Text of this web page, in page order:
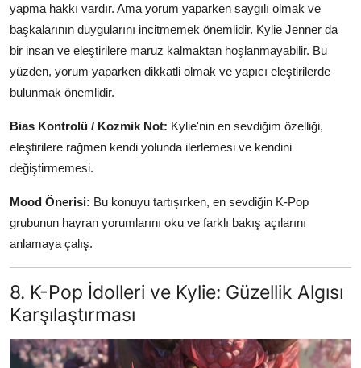
yapma hakkı vardır. Ama yorum yaparken saygılı olmak ve
başkalarının duygularını incitmemek önemlidir. Kylie Jenner da
bir insan ve eleştirilere maruz kalmaktan hoşlanmayabilir. Bu
yüzden, yorum yaparken dikkatli olmak ve yapıcı eleştirilerde
bulunmak önemlidir.
Bias Kontrolü / Kozmik Not: Kylie'nin en sevdiğim özelliği,
eleştirilere rağmen kendi yolunda ilerlemesi ve kendini
değiştirmemesi.
Mood Önerisi: Bu konuyu tartışırken, en sevdiğin K-Pop
grubunun hayran yorumlarını oku ve farklı bakış açılarını
anlamaya çalış.
8. K-Pop İdolleri ve Kylie: Güzellik Algısı
Karşılaştırması